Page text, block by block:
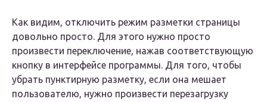
Как видим, отключить режим разметки страницы
довольно просто. Для этого нужно просто
произвести переключение, нажав соответствующую
кнопку в интерфейсе программы. Для того, чтобы
убрать пунктирную разметку, если она мешает
пользователю, нужно произвести перезагрузку